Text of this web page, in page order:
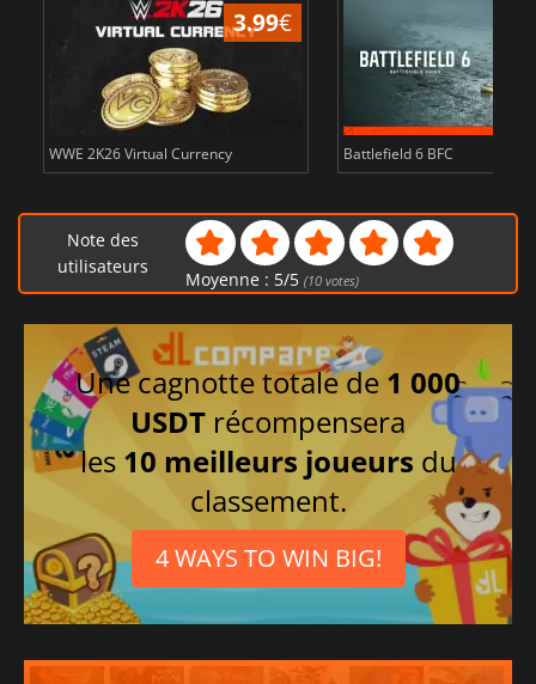
3.99€
WWE 2K26 Virtual Currency Battlefield 6 BFC
Note des
utilisateurs
Moyenne : 5/5 (10votes)
Une cagnotte totale de 1 000
USDT récompensera
les 10 meilleurs joueurs du
classement.
4 WAYS TO WIN BIG!